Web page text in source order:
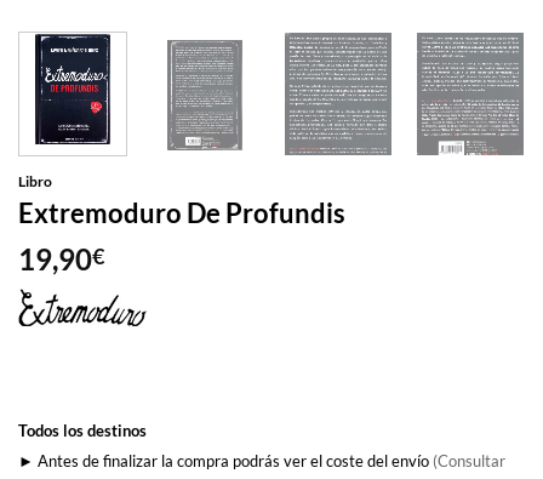
Libro
Extremoduro De Profundis
19,90€
Todos los destinos
► Antes de finalizar la compra podrás ver el coste del envío (Consultar